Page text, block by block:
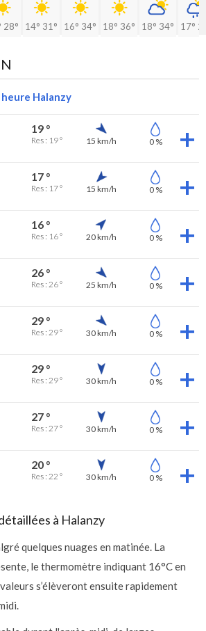
28° 14° 31° 16° 34° 18° 36° 18° 34° 17°
Halanzy
19 °
Res : 19 ° 15 km/h 0 %
17 °
Res : 17 ° 15 km/h 0 %
16 °
Res : 16 ° 20 km/h 0 %
26 °
Res : 26 ° 25 km/h 0 %
29 °
Res : 29 ° 30 km/h 0 %
29 °
Res : 29 ° 30 km/h 0 %
27 °
Res : 27 ° 30 km/h 0 %
20 °
Res : 22 ° 30 km/h 0 %
à Halanzy
quelques nuages en matinée. La
le thermomètre indiquant 16°C en
s’élèveront ensuite rapidement